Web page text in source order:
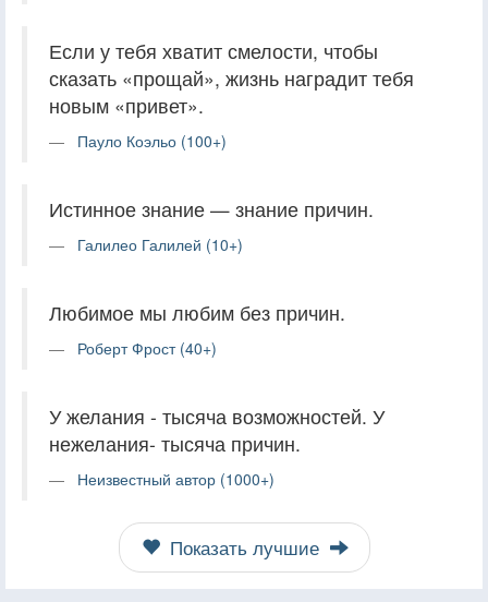
Если у тебя хватит смелости, чтобы
сказать «прощай», жизнь наградит тебя
новым «привет».
Пауло Коэльо (100+)
Истинное знание — знание причин.
Галилео Галилей (10+)
Любимое мы любим без причин.
Роберт Фрост (40+)
У желания - тысяча возможностей. У
нежелания- тысяча причин.
Неизвестный автор (1000+)
Показать лучшие